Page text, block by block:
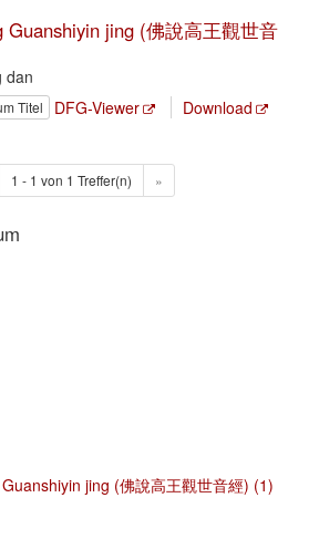
Guanshiyin jing (佛說高王觀世音
dan
Titel DFG-Viewer Download
1 - 1 von 1 Treffer(n) »
jing (佛說高王觀世音經) (1)